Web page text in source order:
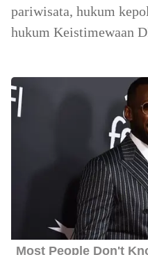
pariwisata, hukum
hukum Keistimewaan